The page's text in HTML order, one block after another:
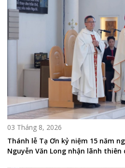
03 Tháng 8, 2026
Thánh lễ Tạ Ơn kỷ niệm 15 năm
Nguyễn Văn Long nhận lãnh thiên